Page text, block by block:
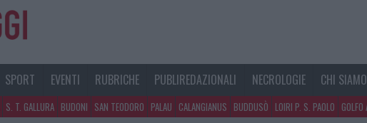
SPORT EVENTI RUBRICHE PUBLIREDAZIONALI NECROLOGIE CHI SIAMO
S. T. GALLURA BUDONI SAN TEODORO PALAU CALANGIANUS BUDDUSÒ LOIRI P. S. PAOLO